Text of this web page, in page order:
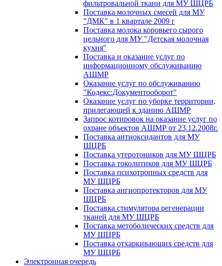
фильтровальной ткани для МУ ШЦРБ
Поставка молочных смесей для МУ
"ДМК" в 1 квартале 2009 г
Поставка молока коровьего сырого
цельного для МУ "Детская молочная
кухня"
Поставка и оказание услуг по
информационному обслуживанию
АШМР
Оказание услуг по обслуживанию
"Кодекс:Документооборот"
Оказание услуг по уборке территории,
прилегающей к зданию АШМР
Запрос котировок на оказание услуг по
охране объектов АШМР от 23.12.2008г.
Поставка антиоксидантов для МУ
ШЦРБ
Поставка утеротоников для МУ ШЦРБ
Поставка токолитиков для МУ ШЦРБ
Поставка психотропных средств для
МУ ШЦРБ
Поставка ангиопротекторов для МУ
ШЦРБ
Поставка стимулятора регенерации
тканей для МУ ШЦРБ
Поставка метоболических средств для
МУ ШЦРБ
Поставка отхаркивающих средств для
МУ ШЦРБ
Электронная очередь